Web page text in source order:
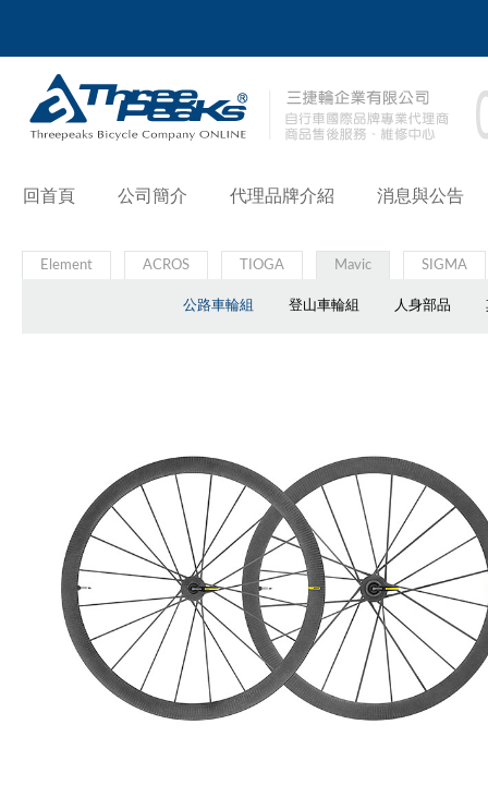
回首頁 公司簡介 代理品牌介紹 消息與公告
Element ACROS TIOGA Mavic
公路車輪組 登山車輪組 人身部品
SIGMA